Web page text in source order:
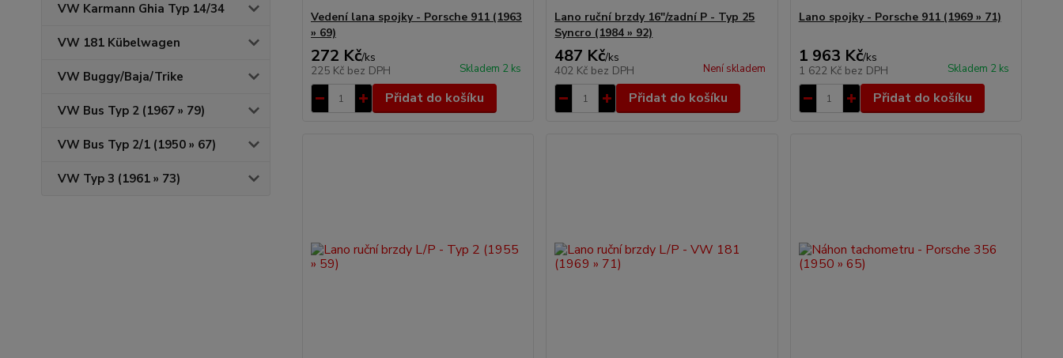
VW Karmann Ghia Typ 14/34
VW 181 Kübelwagen
VW Buggy/Baja/Trike
VW Bus Typ 2 (1967 » 79)
VW Bus Typ 2/1 (1950 » 67)
VW Typ 3 (1961 » 73)
Vedení lana spojky - Porsche 911 (1963
» 69)
272 Kč/ks
225 Kč bez DPH Skladem 2 ks
Přidat do košíku
Lano ruční brzdy 16"/zadní P - Typ 25
Syncro (1984 » 92)
487 Kč/ks
402 Kč bez DPH Není skladem
Přidat do košíku
Lano spojky - Porsche 911 (1969 » 71)
1 963 Kč/ks
1 622 Kč bez DPH Skladem 2 ks
Přidat do košíku